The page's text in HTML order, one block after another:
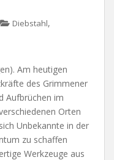
Diebstahl,
Am heutigen
des Grimmener
Aufbrüchen im
Orten
Unbekannte in der
zu schaffen
Werkzeuge aus